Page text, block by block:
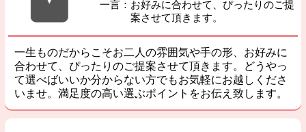
一言：お好みに合わせて、ぴったりのご提
案させて頂きます。
一生ものだからこそお二人の雰囲気や手の形、お好みに
合わせて、ぴったりのご提案させて頂きます。どうやっ
て選べばいいか分からない方でもお気軽にお越しくださ
いませ。満足度の高い選ぶポイントをお伝え致します。